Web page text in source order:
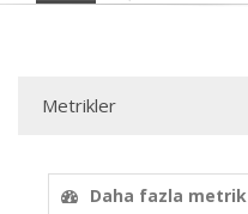
Metrikler
Daha fazla metrik